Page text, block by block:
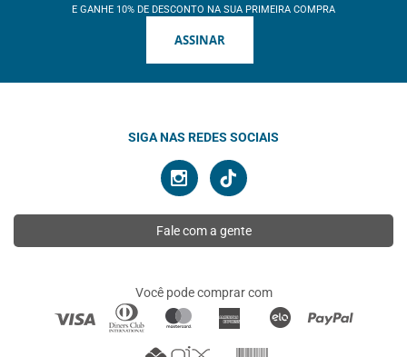
E GANHE 10% DE DESCONTO NA SUA PRIMEIRA COMPRA
ASSINAR
SIGA NAS REDES SOCIAIS
Fale com a gente
Você pode comprar com